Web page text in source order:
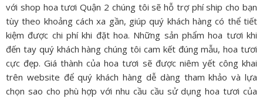
với shop hoa tươi Quận 2 chúng tôi sẽ hỗ trợ phí ship cho bạn
tùy theo khoảng cách xa gần, giúp quý khách hàng có thể tiết
kiệm được chi phí khi đặt hoa. Những sản phẩm hoa tươi khi
đến tay quý khách hàng chúng tôi cam kết đúng mẫu, hoa tươi
cực đẹp. Giá thành của hoa tươi sẽ được niêm yết công khai
trên website để quý khách hàng dễ dàng tham khảo và lựa
chọn sao cho phù hợp với nhu cầu cầu sử dụng hoa tươi của